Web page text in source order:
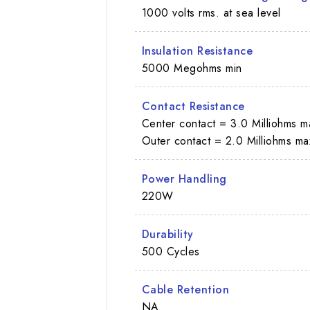
1000 volts rms. at sea level
Insulation Resistance
5000 Megohms min
Contact Resistance
Center contact = 3.0 Milliohms
Outer contact = 2.0 Milliohms
Power Handling
220W
Durability
500 Cycles
Cable Retention